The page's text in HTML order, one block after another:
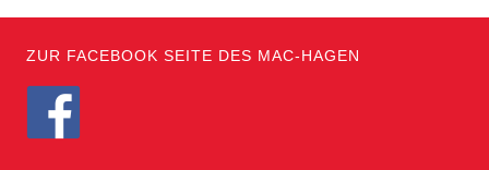
ZUR FACEBOOK SEITE DES MAC-HAGEN